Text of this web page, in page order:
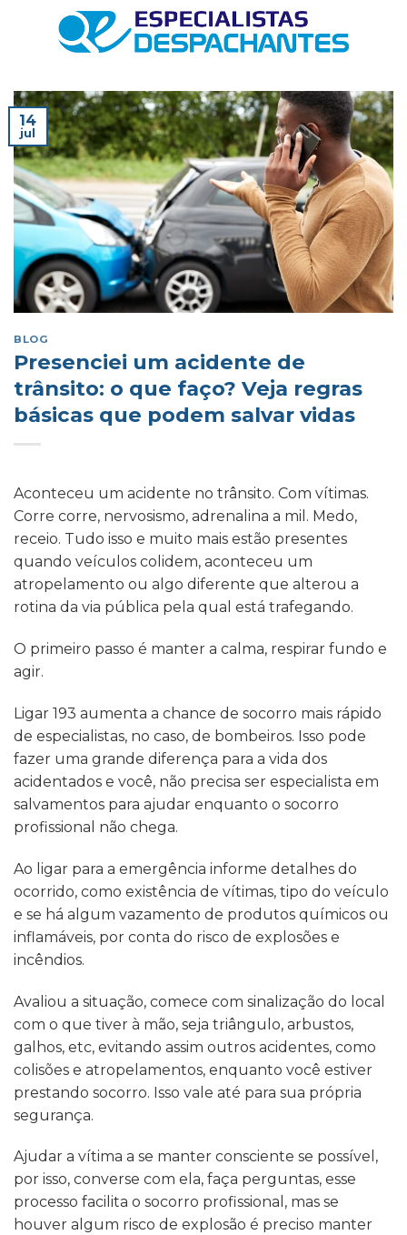
14
jul
BLOG
Presenciei um acidente de
trânsito: o que faço? Veja regras
básicas que podem salvar vidas
Aconteceu um acidente no trânsito. Com vítimas.
Corre corre, nervosismo, adrenalina a mil. Medo,
receio. Tudo isso e muito mais estão presentes
quando veículos colidem, aconteceu um
atropelamento ou algo diferente que alterou a
rotina da via pública pela qual está trafegando.
O primeiro passo é manter a calma, respirar fundo e
agir.
Ligar 193 aumenta a chance de socorro mais rápido
de especialistas, no caso, de bombeiros. Isso pode
fazer uma grande diferença para a vida dos
acidentados e você, não precisa ser especialista em
salvamentos para ajudar enquanto o socorro
profissional não chega.
Ao ligar para a emergência informe detalhes do
ocorrido, como existência de vítimas, tipo do veículo
e se há algum vazamento de produtos químicos ou
inflamáveis, por conta do risco de explosões e
incêndios.
Avaliou a situação, comece com sinalização do local
com o que tiver à mão, seja triângulo, arbustos,
galhos, etc, evitando assim outros acidentes, como
colisões e atropelamentos, enquanto você estiver
prestando socorro. Isso vale até para sua própria
segurança.
Ajudar a vítima a se manter consciente se possível,
por isso, converse com ela, faça perguntas, esse
processo facilita o socorro profissional, mas se
houver algum risco de explosão é preciso manter